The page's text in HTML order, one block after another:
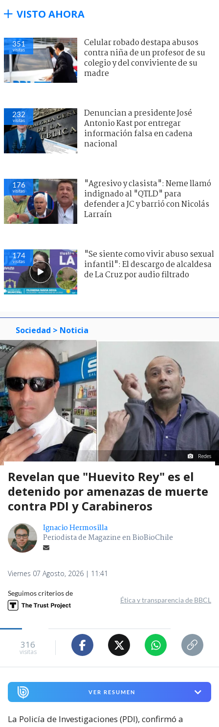
VISTO AHORA
351
visitas
Celular robado destapa abusos
contra niña de un profesor de su
colegio y del conviviente de su
madre
232
visitas
Denuncian a presidente José
Antonio Kast por entregar
información falsa en cadena
nacional
176
visitas
"Agresivo y clasista": Neme llamó
indignado al "QTLD" para
defender a JC y barrió con Nicolás
Larraín
174
visitas
"Se siente como vivir abuso sexual
infantil": El descargo de alcaldesa
de La Cruz por audio filtrado
Sociedad > Noticia
Redes
Revelan que "Huevito Rey" es el
detenido por amenazas de muerte
contra PDI y Carabineros
Ignacio Hermosilla
Periodista de Magazine en BioBioChile
Viernes 07 Agosto, 2026 | 11:41
Seguimos criterios de
Ética y transparencia de BBCL
316
visitas
VER RESUMEN
La Policía de Investigaciones (PDI), confirmó a